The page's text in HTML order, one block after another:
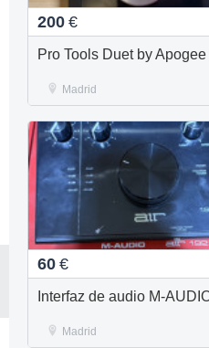
200 €
Pro Tools Duet by Apogee
Madrid
60 €
Interfaz de audio M-
Madrid